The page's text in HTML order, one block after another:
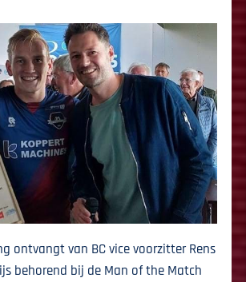
ontvangt van BC vice voorzitter Rens
behorend bij de Man of the Match